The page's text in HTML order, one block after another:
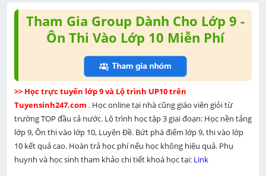
Tham Gia Group Dành Cho Lớp 9 -
Ôn Thi Vào Lớp 10 Miễn Phí
>> Học trực tuyến lớp 9 và Lộ trình UP10 trên
Tuyensinh247.com . Học online tại nhà cũng giáo viên giỏi từ
trường TOP đầu cả nước. Lộ trình học tập 3 giai đoạn: Học nền tảng
lớp 9, Ôn thi vào lớp 10, Luyện Đề. Bứt phá điểm lớp 9, thi vào lớp
10 kết quả cao. Hoàn trả học phí nếu học không hiệu quả. Phụ
huynh và học sinh tham khảo chi tiết khoá học tại: Link